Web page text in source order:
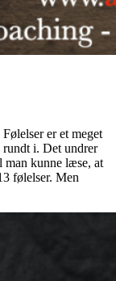
er et meget
i. Det undrer
man kunne læse, at
følelser. Men